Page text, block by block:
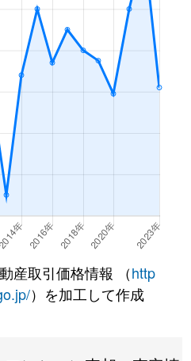
産取引価格情報 （http
）を加工して作成